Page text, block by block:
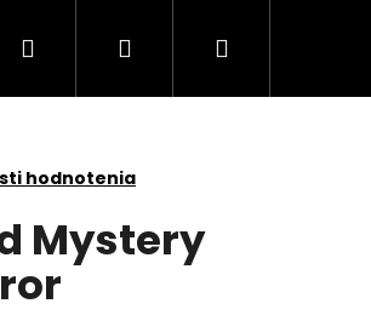
Hľadať PrihlásenieNákupný
hodnotenia
Mystery